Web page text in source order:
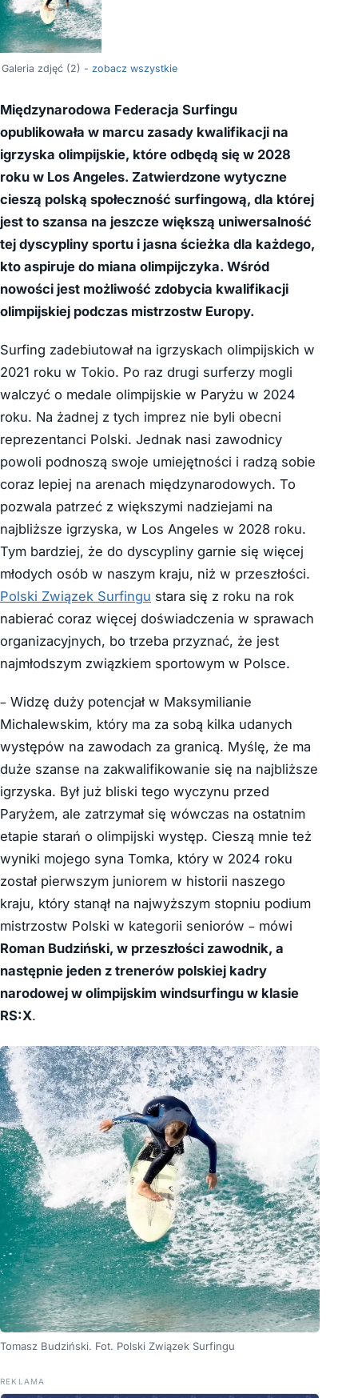
Galeria zdjęć (2) - zobacz wszystkie
Międzynarodowa Federacja Surfingu
opublikowała w marcu zasady kwalifikacji na
igrzyska olimpijskie, które odbędą się w 2028
roku w Los Angeles. Zatwierdzone wytyczne
cieszą polską społeczność surfingową, dla której
jest to szansa na jeszcze większą uniwersalność
tej dyscypliny sportu i jasna ścieżka dla każdego,
kto aspiruje do miana olimpijczyka. Wśród
nowości jest możliwość zdobycia kwalifikacji
olimpijskiej podczas mistrzostw Europy.
Surfing zadebiutował na igrzyskach olimpijskich w
2021 roku w Tokio. Po raz drugi surferzy mogli
walczyć o medale olimpijskie w Paryżu w 2024
roku. Na żadnej z tych imprez nie byli obecni
reprezentanci Polski. Jednak nasi zawodnicy
powoli podnoszą swoje umiejętności i radzą sobie
coraz lepiej na arenach międzynarodowych. To
pozwala patrzeć z większymi nadziejami na
najbliższe igrzyska, w Los Angeles w 2028 roku.
Tym bardziej, że do dyscypliny garnie się więcej
młodych osób w naszym kraju, niż w przeszłości.
Polski Związek Surfingu stara się z roku na rok
nabierać coraz więcej doświadczenia w sprawach
organizacyjnych, bo trzeba przyznać, że jest
najmłodszym związkiem sportowym w Polsce.
– Widzę duży potencjał w Maksymilianie
Michalewskim, który ma za sobą kilka udanych
występów na zawodach za granicą. Myślę, że ma
duże szanse na zakwalifikowanie się na najbliższe
igrzyska. Był już bliski tego wyczynu przed
Paryżem, ale zatrzymał się wówczas na ostatnim
etapie starań o olimpijski występ. Cieszą mnie też
wyniki mojego syna Tomka, który w 2024 roku
został pierwszym juniorem w historii naszego
kraju, który stanął na najwyższym stopniu podium
mistrzostw Polski w kategorii seniorów – mówi
Roman Budziński, w przeszłości zawodnik, a
następnie jeden z trenerów polskiej kadry
narodowej w olimpijskim windsurfingu w klasie
RS:X.
Tomasz Budziński. Fot. Polski Związek Surfingu
REKLAMA